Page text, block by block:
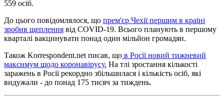
559 осіб.
До цього повідомлялося, що прем'єр Чехії першим в країні
зробив щеплення від COVID-19. Всього планують в першому
кварталі вакцинувати понад один мільйон громадян.
Також Korrespondent.net писав, що в Росії новий тижневий
максимум щодо коронавірусу. На тлі зростання кількості
заражень в Росії рекордно збільшилася і кількість осіб, які
видужали - до понад 175 тисяч за тиждень.